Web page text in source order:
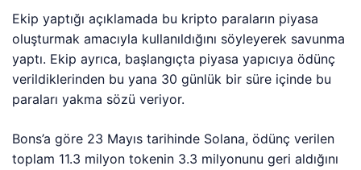
Ekip yaptığı açıklamada bu kripto paraların piyasa
oluşturmak amacıyla kullanıldığını söyleyerek savunma
yaptı. Ekip ayrıca, başlangıçta piyasa yapıcıya ödünç
verildiklerinden bu yana 30 günlük bir süre içinde bu
paraları yakma sözü veriyor.
Bons’a göre 23 Mayıs tarihinde Solana, ödünç verilen
toplam 11.3 milyon tokenin 3.3 milyonunu geri aldığını